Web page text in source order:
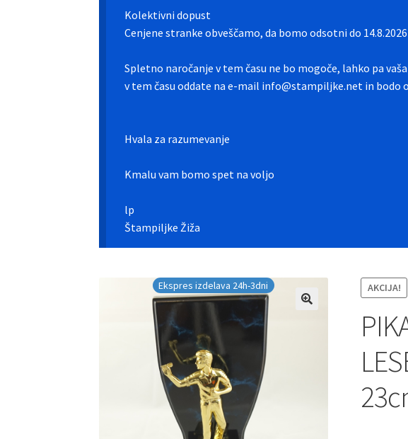
Kolektivni dopust
Cenjene stranke obveščamo, da bomo odsotni do 14.8.2026
Spletno naročanje v tem času ne bo mogoče, lahko pa
v tem času oddate na e-mail info@stampiljke.net in bodo
Hvala za razumevanje
Kmalu vam bomo spet na voljo
lp
Štampiljke Žiža
AKCIJA!
Ekspres izdelava 24h-3dni